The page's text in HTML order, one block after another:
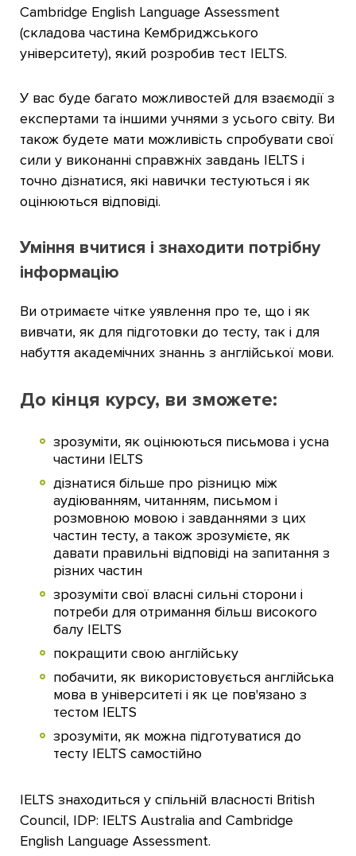
Cambridge English Language Assessment
(складова частина Кембриджського
університету), який розробив тест IELTS.
У вас буде багато можливостей для взаємодії з
експертами та іншими учнями з усього світу. Ви
також будете мати можливість спробувати свої
сили у виконанні справжніх завдань IELTS і
точно дізнатися, які навички тестуються і як
оцінюються відповіді.
Уміння вчитися і знаходити потрібну
інформацію
Ви отримаєте чітке уявлення про те, що і як
вивчати, як для підготовки до тесту, так і для
набуття академічних знаннь з англійської мови.
До кінця курсу, ви зможете:
зрозуміти, як оцінюються письмова і усна
частини IELTS
дізнатися більше про різницю між
аудіюванням, читанням, письмом і
розмовною мовою і завданнями з цих
частин тесту, а також зрозумієте, як
давати правильні відповіді на запитання з
різних частин
зрозуміти свої власні сильні сторони і
потреби для отримання більш високого
балу IELTS
покращити свою англійську
побачити, як використовується англійська
мова в університеті і як це пов'язано з
тестом IELTS
зрозуміти, як можна підготуватися до
тесту IELTS самостійно
IELTS знаходиться у спільній власності British
Council, IDP: IELTS Australia and Cambridge
English Language Assessment.